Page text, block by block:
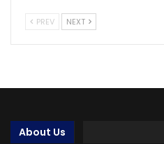
PREV NEXT
About Us